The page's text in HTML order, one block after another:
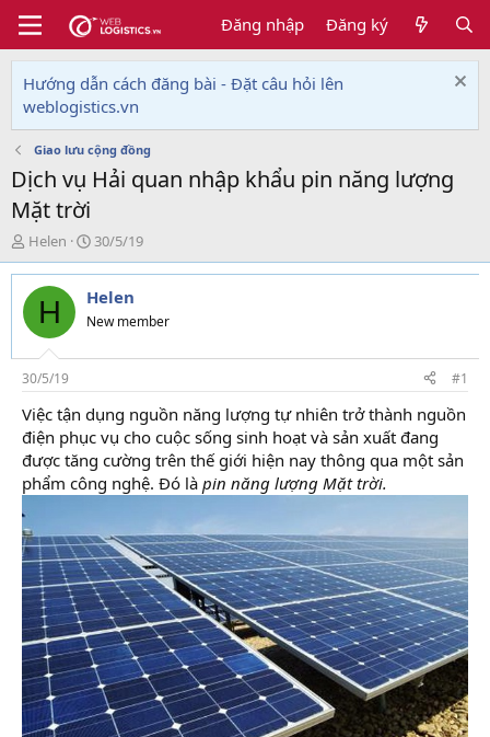
Đăng nhập Đăng ký
Hướng dẫn cách đăng bài - Đặt câu hỏi lên
weblogistics.vn
Giao lưu cộng đồng
Dịch vụ Hải quan nhập khẩu pin năng lượng
Mặt trời
T
h
r
e
d
s
t
a
r
t
e
r
Helen
N
g
à
y
g
i
30/5/19
H Helen
New member
30/5/19 #1
Việc tận dụng nguồn năng lượng tự nhiên trở thành nguồn
điện phục vụ cho cuộc sống sinh hoạt và sản xuất đang
được tăng cường trên thế giới hiện nay thông qua một sản
phẩm công nghệ. Đó là pin năng lượng Mặt trời.